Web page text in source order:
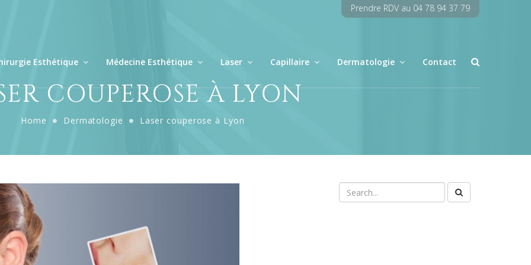
Esthétique Médecine Esthétique Laser Capillaire Dermatologie Contact
Prendre RDV au 04 78 94 37 79
COUPEROSE À LYON
Home Dermatologie Laser couperose à Lyon